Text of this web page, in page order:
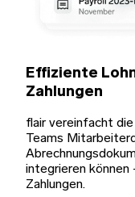
Effiziente
Zahlungen
flair vereinfacht
Teams
integrieren können
Zahlungen.